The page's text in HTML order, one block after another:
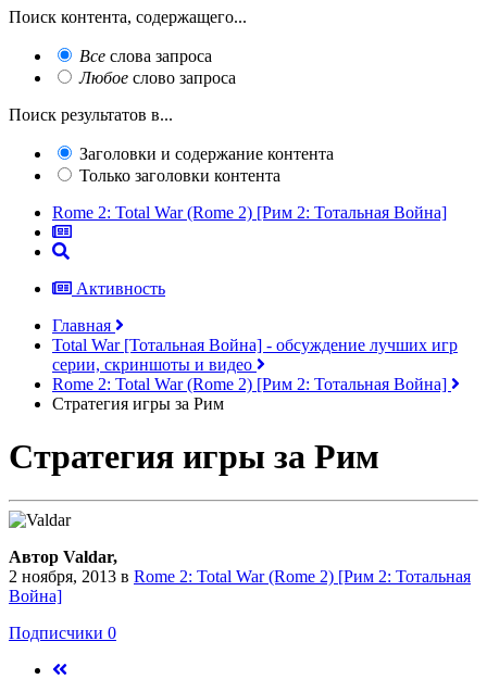
Поиск контента, содержащего...
Все слова запроса
Любое слово запроса
Поиск результатов в...
Заголовки и содержание контента
Только заголовки контента
Rome 2: Total War (Rome 2) [Рим 2: Тотальная Война]
Активность
Главная
Total War [Тотальная Война] - обсуждение лучших игр
серии, скриншоты и видео
Rome 2: Total War (Rome 2) [Рим 2: Тотальная Война]
Стратегия игры за Рим
Стратегия игры за Рим
Автор Valdar,
2 ноября, 2013 в Rome 2: Total War (Rome 2) [Рим 2: Тотальная
Война]
Подписчики 0